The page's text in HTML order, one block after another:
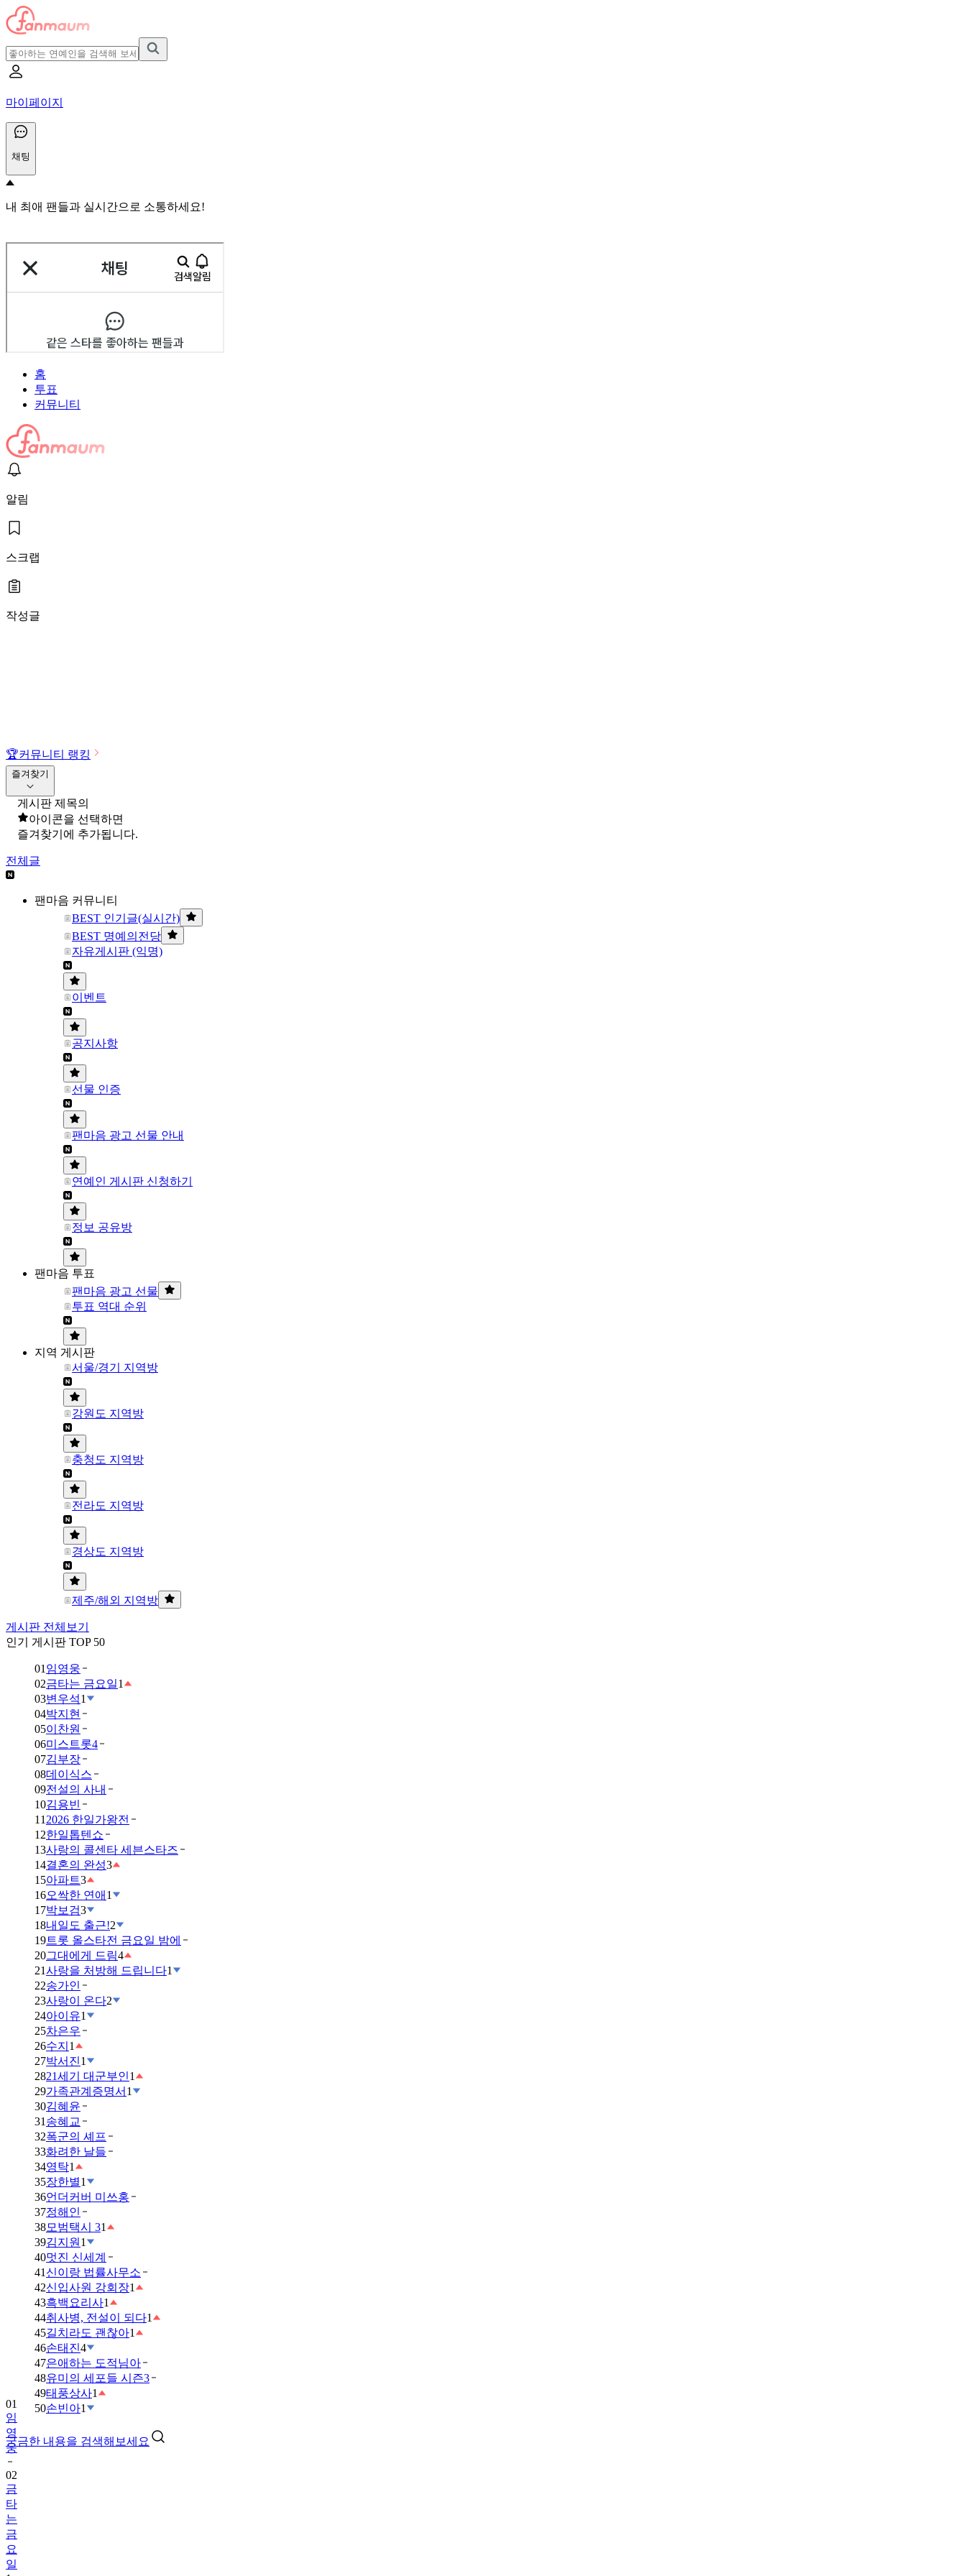
마이페이지
채팅
내 최애 팬들과 실시간으로 소통하세요!
홈
투표
커뮤니티
알림
스크랩
작성글
🏆커뮤니티 랭킹
즐겨찾기
게시판 제목의
아이콘을 선택하면
즐겨찾기에 추가됩니다.
전체글
팬마음 커뮤니티
BEST 인기글(실시간)
BEST 명예의전당
자유게시판 (익명)
이벤트
공지사항
선물 인증
팬마음 광고 선물 안내
연예인 게시판 신청하기
정보 공유방
팬마음 투표
팬마음 광고 선물
투표 역대 순위
지역 게시판
서울/경기 지역방
강원도 지역방
충청도 지역방
전라도 지역방
경상도 지역방
제주/해외 지역방
게시판 전체보기
인기 게시판 TOP 50
01 임영웅
02금타는 금요일1
03변우석1
04박지현
05이찬원
06미스트롯4
07김부장
08데이식스
09전설의 사내
10김용빈
11 2026 한일가왕전
12한일톱텐쇼
13사랑의 콜센타 세븐스타즈
14결혼의 완성3
15아파트3
16오싹한 연애 1
17박보검3
18내일도 출근!2
19트롯 올스타전 금요일 밤에
20그대에게 드림4
21사랑을 처방해 드립니다1
22송가인
23사랑이 온다2
24아이유1
25차은우
26수지 1
27박서진1
2821세기 대군부인1
29가족관계증명서 1
30김혜윤
31 송혜교
32폭군의 셰프
33화려한 날들
34영탁1
35장한별1
36언더커버 미쓰홍
37정해인
38모범택시 31
39김지원 1
40멋진 신세계
41 신이랑 법률사무소
42신입사원 강회장1
43흑백요리사1
44취사병, 전설이 되다1
45길치라도 괜찮아1
46손태진4
47은애하는 도적님아
48유미의 세포들 시즌3
49태풍상사1
50손빈아1
궁금한 내용을 검색해보세요
01
임
영
웅
02
금
타
는
금
요
일